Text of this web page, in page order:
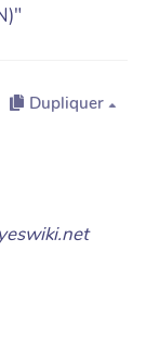
Dupliquer